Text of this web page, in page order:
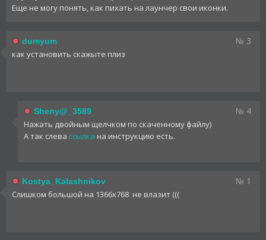
Еще не могу понять, как пихать на лаунчер свои иконки.
dumyum № 3
как установить скажыте плиз
Sheny@_3589 № 4
Нажать двойным щелчком по скаченному файлу)
А так слева ссылка на инструкцию есть.
Kostya_Kalashnikov № 1
Слишком большой на 1366х768 не влазит (((